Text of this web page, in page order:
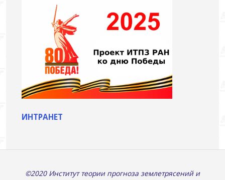
ИНТРАНЕТ
©2020 Институт теории прогноза землетрясений и